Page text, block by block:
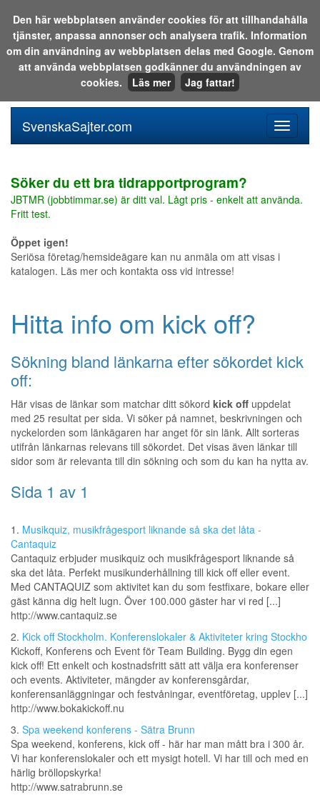
Sök i katalogen eller på webben:
meny
SvenskaSajter.com
Söker du ett bra tidrapportprogram?
JBTMR (jobbtimmar.se) är ditt val. Lågt pris - enkelt att använda.
Fritt test.
Öppet igen!
Seriösa företag/hemsideägare kan nu anmäla om att visas i
katalogen. Läs mer och kontakta oss vid intresse!
Hitta info om kick off?
Sökning bland länkarna efter sökordet kick
off:
Här visas de länkar som matchar ditt sökord kick off uppdelat
med 25 resultat per sida. Vi söker på namnet, beskrivningen och
nyckelorden som länkägaren har anget för sin länk. Allt sorteras
utifrån länkarnas relevans till sökordet. Det visas även länkar till
sidor som är relevanta till din sökning och som du kan ha nytta av.
Sida 1 av 1
1. Musikquiz, musikfrågesport liknande så ska det låta -
Cantaquiz
Cantaquiz erbjuder musikquiz och musikfrågesport liknande så
ska det låta. Perfekt musikunderhållning till kick off eller event.
Med CANTAQUIZ som aktivitet kan du som festfixare, bokare eller
gäst känna dig helt lugn. Över 100.000 gäster har vi red [...]
http://www.cantaquiz.se
2. Kick off Stockholm. Konferenslokaler & Aktiviteter kring Stockho
Kickoff, Konferens och Event för Team Building. Bygg din egen
kick off! Ett enkelt och kostnadsfritt sätt att välja era konferenser
och events. Aktiviteter, mängder av konferensgårdar,
konferensanläggningar och festvåningar, eventföretag, upplev [...]
http://www.bokakickoff.nu
3. Spa weekend konferens - Sätra Brunn
Spa weekend, konferens, kick off - här har man mått bra i 300 år.
Vi har konferenslokaler och ett mysigt hotell. Vi har till och med en
härlig bröllopskyrka!
http://www.satrabrunn.se
Den här webbplatsen använder cookies för att tillhandahålla
tjänster, anpassa annonser och analysera trafik. Information
om din användning av webbplatsen delas med Google. Genom
att använda webbplatsen godkänner du användningen av
cookies.
Läs mer Jag fattar!